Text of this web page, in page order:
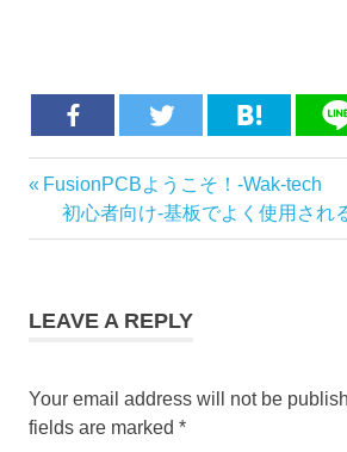
Seeed
サービ
ー
部
品
Post
navigation
Previous
Post:
FusionPCBようこそ！-Wak-tech
Next
Post:
初心者向け-基板でよく使用され
LEAVE A REPLY
Your email address will not be
fields are marked *